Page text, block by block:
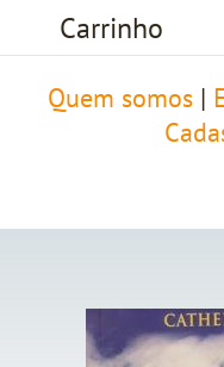
Carrinho
Quem somos